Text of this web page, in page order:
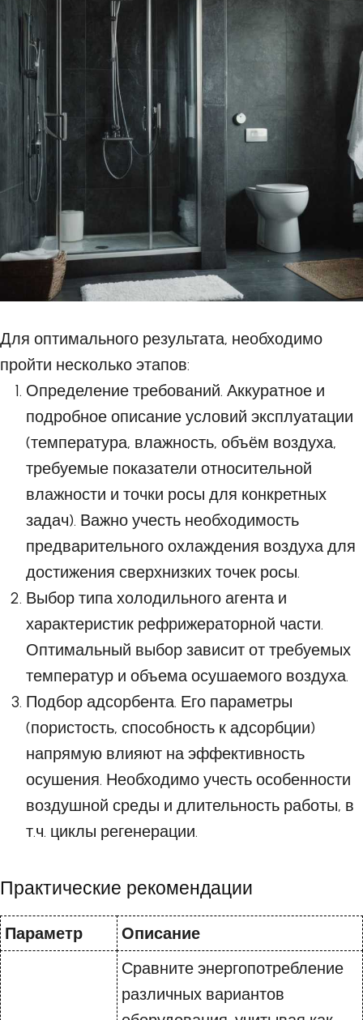
Для оптимального результата, необходимо
пройти несколько этапов:
Определение требований. Аккуратное и
подробное описание условий эксплуатации
(температура, влажность, объём воздуха,
требуемые показатели относительной
влажности и точки росы для конкретных
задач). Важно учесть необходимость
предварительного охлаждения воздуха для
достижения сверхнизких точек росы.
Выбор типа холодильного агента и
характеристик рефрижераторной части.
Оптимальный выбор зависит от требуемых
температур и объема осушаемого воздуха.
Подбор адсорбента. Его параметры
(пористость, способность к адсорбции)
напрямую влияют на эффективность
осушения. Необходимо учесть особенности
воздушной среды и длительность работы, в
т.ч. циклы регенерации.
Практические рекомендации
Параметр
Описание
Сравните энергопотребление
различных вариантов